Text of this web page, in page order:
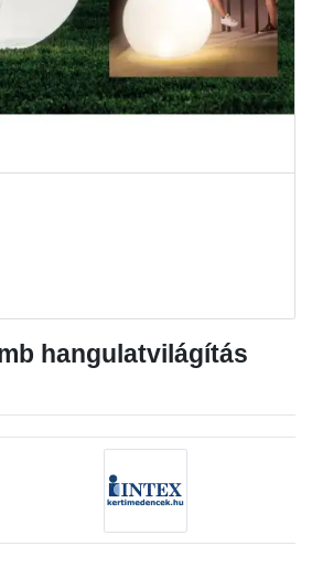
hangulatvilágítás